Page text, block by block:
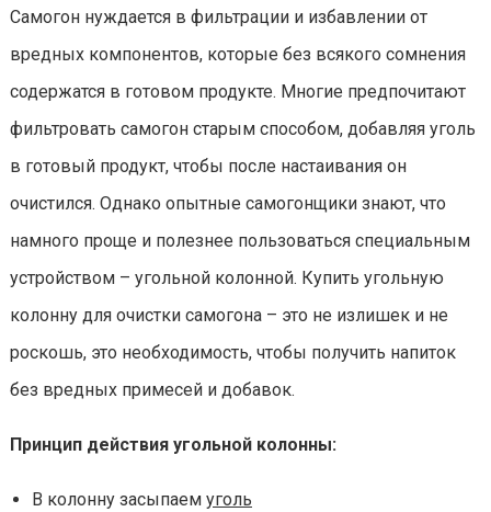
Самогон нуждается в фильтрации и избавлении от
вредных компонентов, которые без всякого сомнения
содержатся в готовом продукте. Многие предпочитают
фильтровать самогон старым способом, добавляя уголь
в готовый продукт, чтобы после настаивания он
очистился. Однако опытные самогонщики знают, что
намного проще и полезнее пользоваться специальным
устройством – угольной колонной. Купить угольную
колонну для очистки самогона – это не излишек и не
роскошь, это необходимость, чтобы получить напиток
без вредных примесей и добавок.
Принцип действия угольной колонны:
В колонну засыпаем уголь